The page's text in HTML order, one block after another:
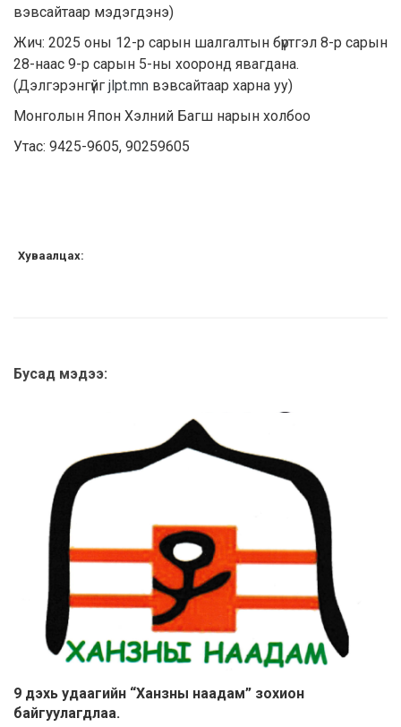
вэвсайтаар мэдэгдэнэ)
Жич: 2025 оны 12-р сарын шалгалтын бүртгэл 8-р сарын
28-наас 9-р сарын 5-ны хооронд явагдана.
(Дэлгэрэнгүйг jlpt.mn вэвсайтаар харна уу)
Монголын Япон Хэлний Багш нарын холбоо
Утас: 9425-9605, 90259605
Хуваалцах:
Бусад мэдээ:
9 дэхь удаагийн “Ханзны наадам” зохион
байгуулагдлаа.